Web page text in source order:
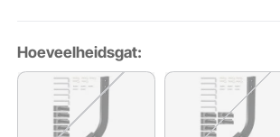
Hoeveelheidsgat: